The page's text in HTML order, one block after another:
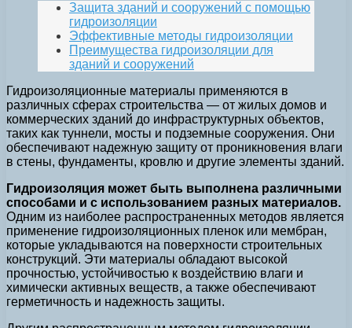
Защита зданий и сооружений с помощью
гидроизоляции
Эффективные методы гидроизоляции
Преимущества гидроизоляции для
зданий и сооружений
Гидроизоляционные материалы применяются в
различных сферах строительства — от жилых домов и
коммерческих зданий до инфраструктурных объектов,
таких как туннели, мосты и подземные сооружения. Они
обеспечивают надежную защиту от проникновения влаги
в стены, фундаменты, кровлю и другие элементы зданий.
Гидроизоляция может быть выполнена различными
способами и с использованием разных материалов.
Одним из наиболее распространенных методов является
применение гидроизоляционных пленок или мембран,
которые укладываются на поверхности строительных
конструкций. Эти материалы обладают высокой
прочностью, устойчивостью к воздействию влаги и
химически активных веществ, а также обеспечивают
герметичность и надежность защиты.